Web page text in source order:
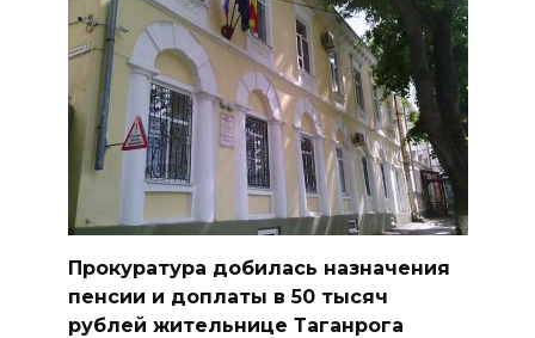
Прокуратура добилась назначения
пенсии и доплаты в 50 тысяч
рублей жительнице Таганрога